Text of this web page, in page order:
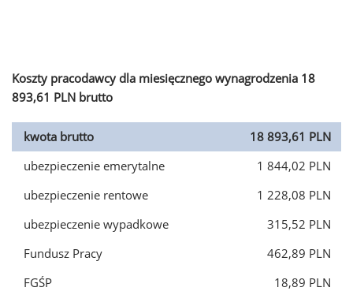
Koszty pracodawcy dla miesięcznego wynagrodzenia 18
893,61 PLN brutto
kwota brutto
18 893,61 PLN
ubezpieczenie emerytalne
1 844,02 PLN
ubezpieczenie rentowe
1 228,08 PLN
ubezpieczenie wypadkowe
315,52 PLN
Fundusz Pracy
462,89 PLN
FGŚP
18,89 PLN